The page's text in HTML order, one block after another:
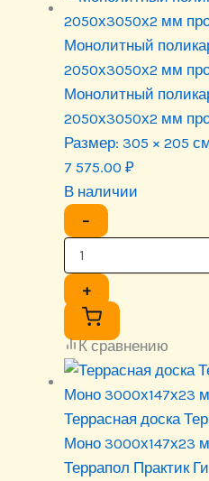
Монолитный
2050х3050х2 мм
Монолитный
2050х3050х2 мм
Размер: 305 × 205
7 575.00 ₽
В наличии
−
+
К сравнению
Террасная доска
Моно 3000х147х23
Террапол Практик